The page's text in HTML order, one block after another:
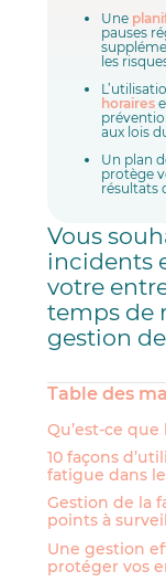
Une
pauses
les
horaires
aux lois
Un plan
protège
résultats
Vous
incidents
votre
temps de
gestion
Table des
Qu’est-ce
10 façons
fatigue dans
Gestion de la
points à
Une gestion
protéger vos